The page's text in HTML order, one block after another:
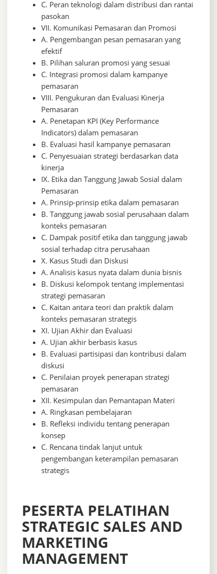
C. Peran teknologi dalam distribusi dan rantai
pasokan
VII. Komunikasi Pemasaran dan Promosi
A. Pengembangan pesan pemasaran yang
efektif
B. Pilihan saluran promosi yang sesuai
C. Integrasi promosi dalam kampanye
pemasaran
VIII. Pengukuran dan Evaluasi Kinerja
Pemasaran
A. Penetapan KPI (Key Performance
Indicators) dalam pemasaran
B. Evaluasi hasil kampanye pemasaran
C. Penyesuaian strategi berdasarkan data
kinerja
IX. Etika dan Tanggung Jawab Sosial dalam
Pemasaran
A. Prinsip-prinsip etika dalam pemasaran
B. Tanggung jawab sosial perusahaan dalam
konteks pemasaran
C. Dampak positif etika dan tanggung jawab
sosial terhadap citra perusahaan
X. Kasus Studi dan Diskusi
A. Analisis kasus nyata dalam dunia bisnis
B. Diskusi kelompok tentang implementasi
strategi pemasaran
C. Kaitan antara teori dan praktik dalam
konteks pemasaran strategis
XI. Ujian Akhir dan Evaluasi
A. Ujian akhir berbasis kasus
B. Evaluasi partisipasi dan kontribusi dalam
diskusi
C. Penilaian proyek penerapan strategi
pemasaran
XII. Kesimpulan dan Pemantapan Materi
A. Ringkasan pembelajaran
B. Refleksi individu tentang penerapan
konsep
C. Rencana tindak lanjut untuk
pengembangan keterampilan pemasaran
strategis
PESERTA PELATIHAN
STRATEGIC SALES AND
MARKETING
MANAGEMENT